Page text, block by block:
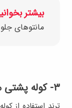
بیشتر
مانتوهای جلو
۳- کوله پشتی متوسط و مینیمال